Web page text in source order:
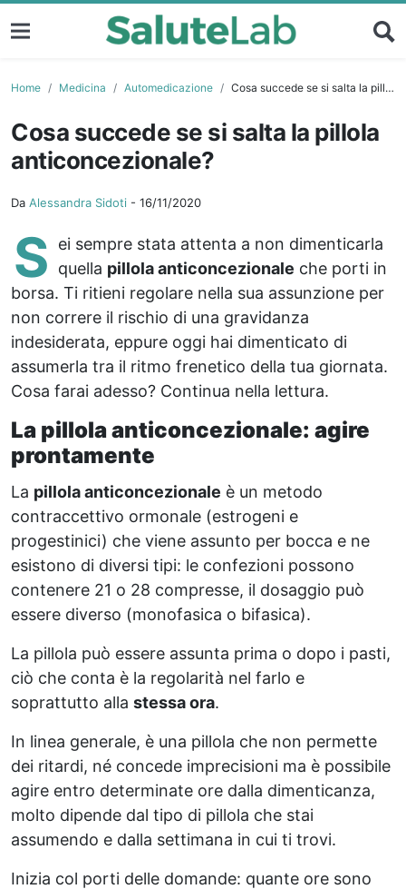
Home Medicina Automedicazione Cosa succede se si salta la pillola anticoncezionale?
Cosa succede se si salta la pillola
anticoncezionale?
Da Alessandra Sidoti - 16/11/2020
S
ei sempre stata attenta a non dimenticarla
quella pillola anticoncezionale che porti in
borsa. Ti ritieni regolare nella sua assunzione per
non correre il rischio di una gravidanza
indesiderata, eppure oggi hai dimenticato di
assumerla tra il ritmo frenetico della tua giornata.
Cosa farai adesso? Continua nella lettura.
La pillola anticoncezionale: agire
prontamente
La pillola anticoncezionale è un metodo
contraccettivo ormonale (estrogeni e
progestinici) che viene assunto per bocca e ne
esistono di diversi tipi: le confezioni possono
contenere 21 o 28 compresse, il dosaggio può
essere diverso (monofasica o bifasica).
La pillola può essere assunta prima o dopo i pasti,
ciò che conta è la regolarità nel farlo e
soprattutto alla stessa ora.
In linea generale, è una pillola che non permette
dei ritardi, né concede imprecisioni ma è possibile
agire entro determinate ore dalla dimenticanza,
molto dipende dal tipo di pillola che stai
assumendo e dalla settimana in cui ti trovi.
Inizia col porti delle domande: quante ore sono